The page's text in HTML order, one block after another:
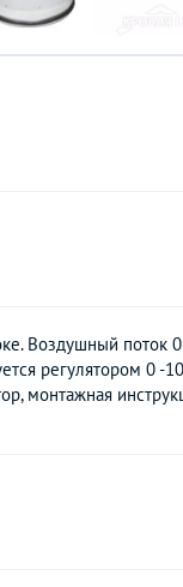
Воздушный
регулятором
монтажная